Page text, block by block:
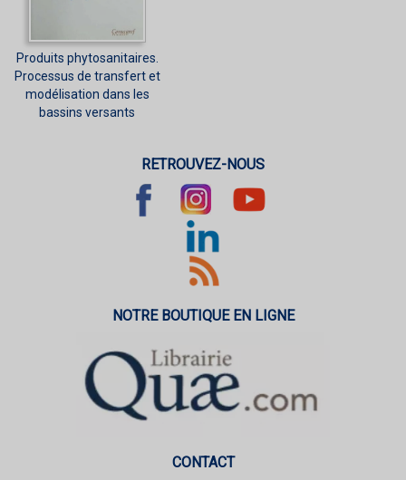
Produits phytosanitaires.
Processus de transfert et
modélisation dans les
bassins versants
RETROUVEZ-NOUS
NOTRE BOUTIQUE EN LIGNE
CONTACT